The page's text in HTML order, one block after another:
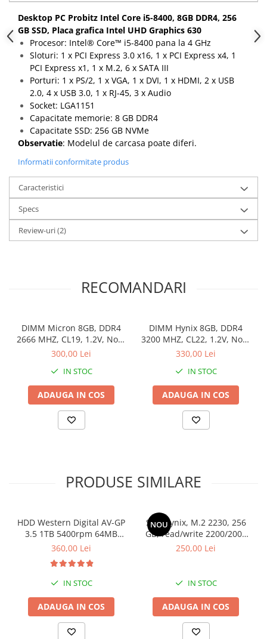
Calculatoare All-in-One RENEW
Componente All-in-One
Monitoare
Monitoare NOI
Monitoare Refurbished
Monitoare Renew
Monitoare Second-Hand
Servere
Cabinete metalice
Carcase server
Memorii RAM Server
Procesoare server
Stabilizatoare de tensiune
Hard Disk-uri & SSD-uri externe
Accesorii UPS-uri
Statii GRAFICE NOI
Cartuse cerneala
Drum
Imprimante de format mare
Imprimante Inkjet
Imprimante laser
Multifunctionale Inkjet
Desktop PC Probitz Intel Core i5-8400, 8GB DDR4, 256
GB SSD, Placa grafica Intel UHD Graphics 630
Procesor: Intel® Core™ i5-8400 pana la 4 GHz
Sloturi: 1 x PCI Express 3.0 x16, 1 x PCI Express x4, 1
PCI Express x1, 1 x M.2, 6 x SATA III
Porturi: 1 x PS/2, 1 x VGA, 1 x DVI, 1 x HDMI, 2 x USB
2.0, 4 x USB 3.0, 1 x RJ-45, 3 x Audio
Socket: LGA1151
Capacitate memorie: 8 GB DDR4
Capacitate SSD: 256 GB NVMe
Observatie: Modelul de carcasa poate diferi.
Informatii conformitate produs
Caracteristici
Specs
Review-uri(2)
RECOMANDARI
DIMM Micron 8GB, DDR4
2666 MHZ, CL19, 1.2V, Non-
ECC, bulk
300,00 Lei
IN STOC
ADAUGA IN COS
DIMM Hynix 8GB, DDR4
3200 MHZ, CL22, 1.2V, Non-
ECC, bulk
330,00 Lei
IN STOC
ADAUGA IN COS
PRODUSE SIMILARE
HDD Western Digital AV-GP
3.5 1TB 5400rpm 64MB
SATA3 (WD10EURX)
360,00 Lei
IN STOC
ADAUGA IN COS
NOU
SSD Hynix, M.2 2230, 256
GB, read/write 2200/2000
MB/s, bulk
250,00 Lei
IN STOC
ADAUGA IN COS